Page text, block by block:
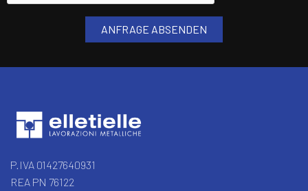
P.IVA 01427640931
REA PN 76122